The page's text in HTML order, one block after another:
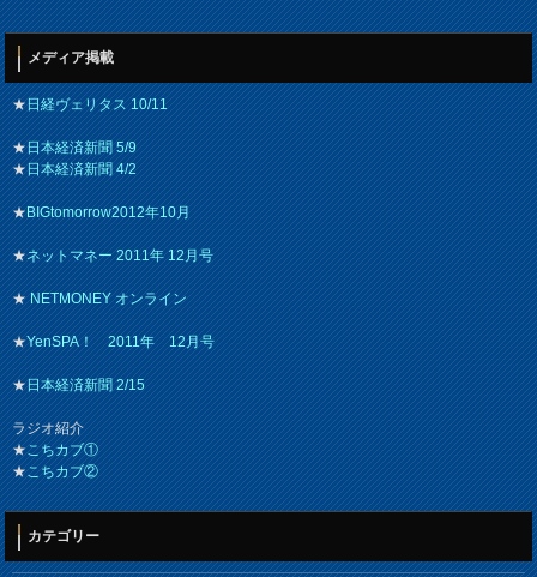
メディア掲載
★日経ヴェリタス 10/11
★日本経済新聞 5/9
★日本経済新聞 4/2
★BIGtomorrow2012年10月
★ネットマネー 2011年 12月号
★NETMONEY オンライン
★YenSPA！ 2011年 12月号
★日本経済新聞 2/15
ラジオ紹介
★こちカブ①
★こちカブ②
カテゴリー